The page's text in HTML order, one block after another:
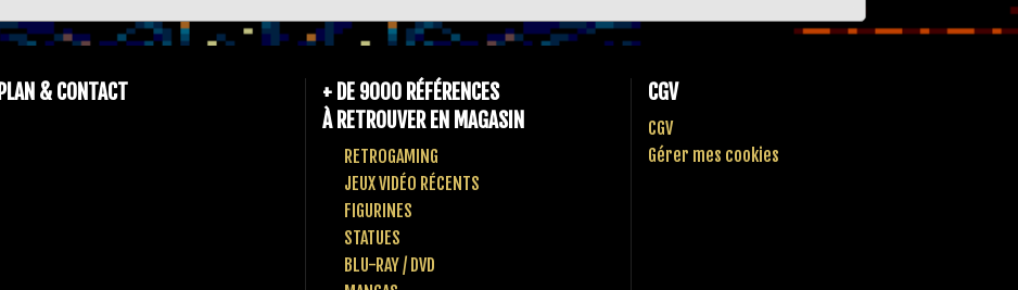
PLAN & CONTACT
+ DE 9000 RÉFÉRENCES
À RETROUVER EN MAGASIN
RETROGAMING
JEUX VIDÉO RÉCENTS
FIGURINES
STATUES
BLU-RAY / DVD
CGV
CGV
Gérer mes cookies